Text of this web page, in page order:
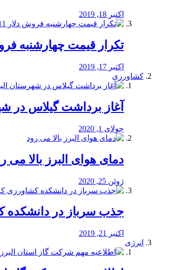
اکتبر 18, 2019
تکرار قیمت چهارشنبه فروش
اکتبر 17, 2019
کشاورزی
آغاز برداشت گیلاس در
جولای 1, 2020
دمای هوای البرز بالا می
ژوئن 25, 2020
جذب سرباز در دانشکده
اکتبر 21, 2019
انرژی